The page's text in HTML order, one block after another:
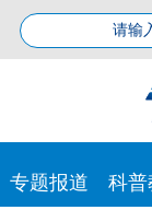
专题报道 科普